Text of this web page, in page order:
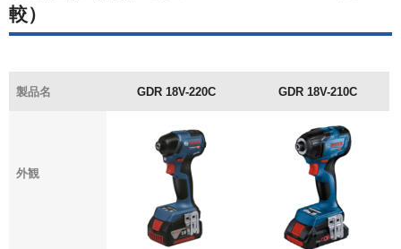
較）
製品名 GDR 18V-220C GDR 18V-210C
外観